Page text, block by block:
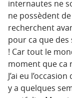
internautes ne
ne possèdent
recherchent
pour ca que
! Car tout le
moment que ca
J’ai eu
y a quelques